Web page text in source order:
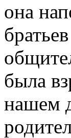
она
была
нашем